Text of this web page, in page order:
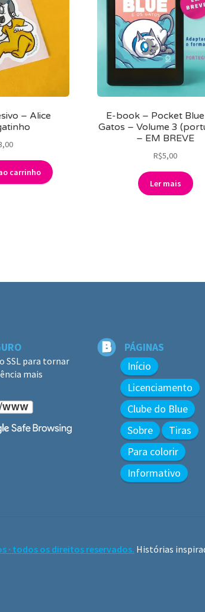
– Alice
carrinho
E-book – Pocket
Gatos – Volume 3
– EM BREVE
R$5,00
Ler mais
SSL para tornar
mais
PÁGINAS
Início
Licenciamento
Clube do Blue
Sobre
Tiras
Para colorir
Informativo
∙ todos os direitos reservados. Histórias